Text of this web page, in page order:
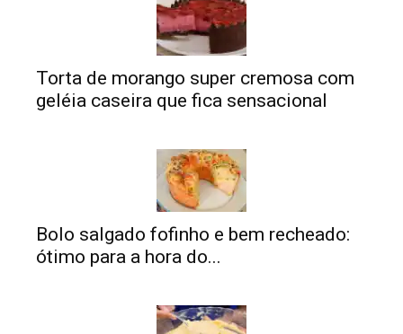
Torta de morango super cremosa com
geléia caseira que fica sensacional
Bolo salgado fofinho e bem recheado:
ótimo para a hora do...